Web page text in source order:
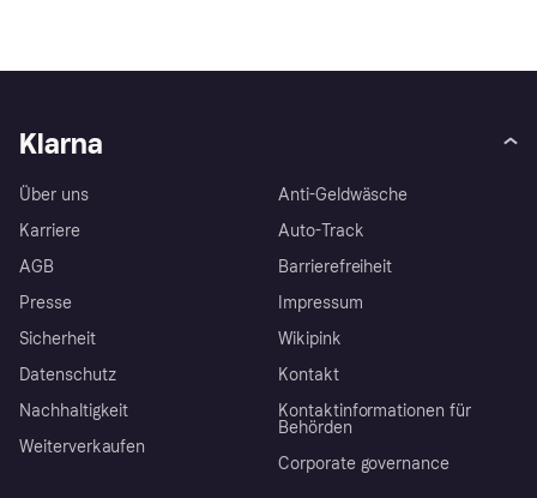
Klarna
Über uns
Karriere
AGB
Presse
Sicherheit
Datenschutz
Nachhaltigkeit
Weiterverkaufen
Anti-Geldwäsche
Auto-Track
Barrierefreiheit
Impressum
Wikipink
Kontakt
Kontaktinformationen für
Behörden
Corporate governance